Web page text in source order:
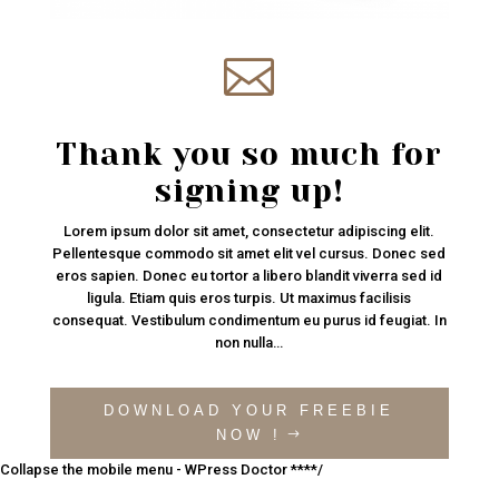

Thank you so much for
signing up!
Lorem ipsum dolor sit amet, consectetur adipiscing elit.
Pellentesque commodo sit amet elit vel cursus. Donec sed
eros sapien. Donec eu tortor a libero blandit viverra sed id
ligula. Etiam quis eros turpis. Ut maximus facilisis
consequat. Vestibulum condimentum eu purus id feugiat. In
non nulla…
DOWNLOAD YOUR FREEBIE
NOW !
Collapse the mobile menu - WPress Doctor ****/